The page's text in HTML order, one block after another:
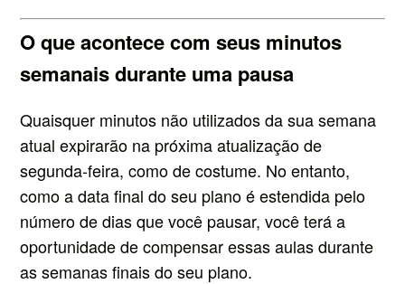
O que acontece com seus minutos
semanais durante uma pausa
Quaisquer minutos não utilizados da sua semana
atual expirarão na próxima atualização de
segunda-feira, como de costume. No entanto,
como a data final do seu plano é estendida pelo
número de dias que você pausar, você terá a
oportunidade de compensar essas aulas durante
as semanas finais do seu plano.